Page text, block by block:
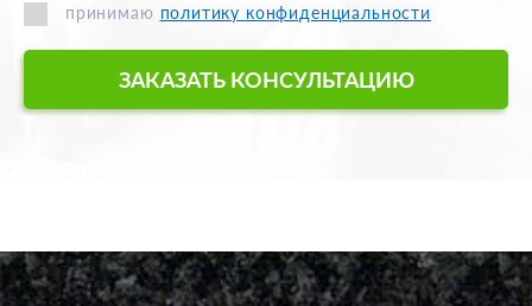
принимаю политику конфиденциальности
ЗАКАЗАТЬ КОНСУЛЬТАЦИЮ